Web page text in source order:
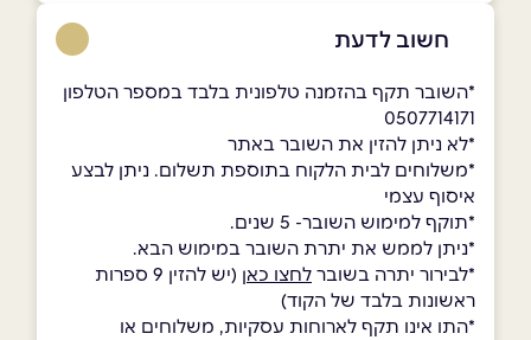
חשוב לדעת
*השובר תקף בהזמנה טלפונית בלבד במספר הטלפון
0507714171
*לא ניתן להזין את השובר באתר
*משלוחים לבית הלקוח בתוספת תשלום. ניתן לבצע
איסוף עצמי
*תוקף למימוש השובר- 5 שנים.
*ניתן לממש את יתרת השובר במימוש הבא.
*לבירור יתרה בשובר לחצו כאן
(יש להזין 9 ספרות
ראשונות בלבד של הקוד)
*התו אינו תקף לארוחות עסקיות, משלוחים או